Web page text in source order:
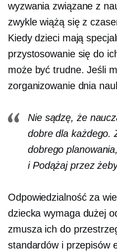
wyzwania związane z
zwykle wiążą się z
Kiedy dzieci mają
przystosowanie się do
może być trudne. Jeśli
zorganizowanie dnia
Nie sądzę, że
dobre dla każdego.
dobrego
i Podążaj przezżeby
Odpowiedzialność za
dziecka wymaga dużej
zmusza ich do
standardów i przepisów